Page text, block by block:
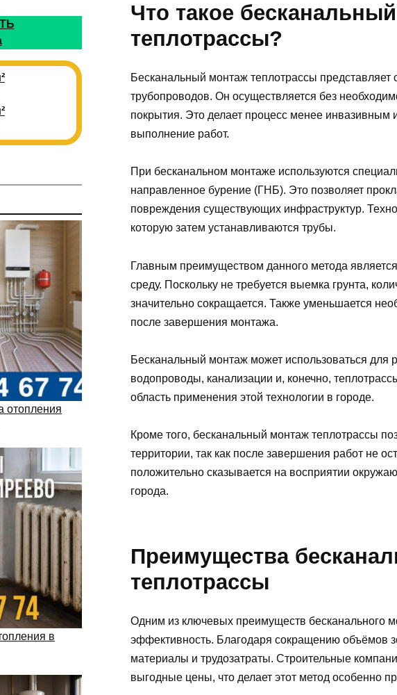
Что такое
теплотрассы?
Бесканальный монтаж теплотрассы
трубопроводов. Он осуществляется без
покрытия. Это делает процесс менее инвазивным
выполнение работ.
При бесканальном монтаже используются
направленное бурение (ГНБ). Это позволяет
повреждения существующих инфраструктур.
которую затем устанавливаются трубы.
Главным преимуществом данного метода
среду. Поскольку не требуется выемка грунта,
значительно сокращается. Также уменьшается
после завершения монтажа.
Бесканальный монтаж может использоваться для
водопроводы, канализации и, конечно,
область применения этой технологии в городе.
Кроме того, бесканальный монтаж теплотрассы
территории, так как после завершения работ не
положительно сказывается на восприятии
города.
Преимущества
теплотрассы
Одним из ключевых преимуществ бесканального
эффективность. Благодаря сокращению объёмов
материалы и трудозатраты. Строительные
выгодные цены, что делает этот метод особенно
отопления
в